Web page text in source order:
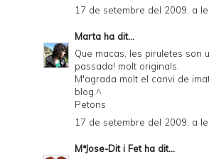
17 de setembre del 2009, a
Marta ha dit...
Que macas, les piruletes son
passada! molt originals.
M'agrada molt el canvi de
blog.^
Petons
17 de setembre del 2009, a
MªJose-Dit i Fetha dit...